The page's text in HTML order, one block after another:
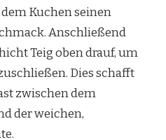
Kuchen seinen
Anschließend
Teig oben drauf, um
Dies schafft
zwischen dem
der weichen,